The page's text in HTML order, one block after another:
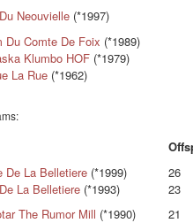
Neouvielle (*1997)
Du Comte De Foix (*1989)
Klumbo HOF (*1979)
La Rue (*1962)
De La Belletiere (*1999)
26
La Belletiere (*1993)
23
The Rumor Mill (*1990)
21